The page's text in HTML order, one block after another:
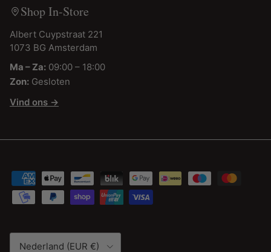
Shop In-Store
Albert Cuypstraat 221
1073 BG Amsterdam
Ma – Za: 09:00 – 18:00
Zon: Gesloten
Vind ons →
Land/Regio
Nederland (EUR €)